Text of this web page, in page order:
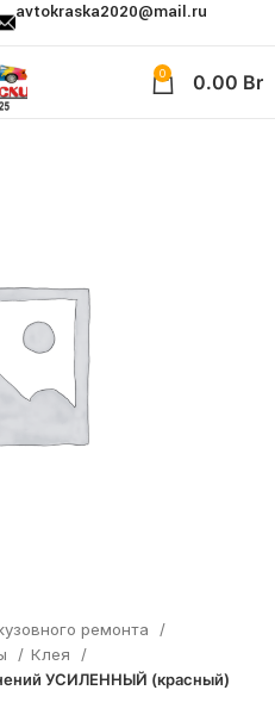
avtokraska2020@mail.ru
0 0.00 Br
ремонта
Клея
УСИЛЕННЫЙ (красный)